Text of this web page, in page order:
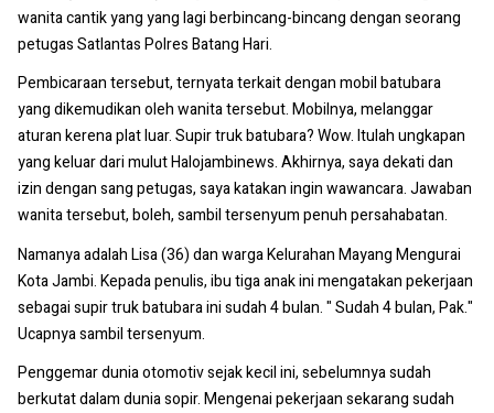
wanita cantik yang yang lagi berbincang-bincang dengan seorang
petugas Satlantas Polres Batang Hari.
Pembicaraan tersebut, ternyata terkait dengan mobil batubara
yang dikemudikan oleh wanita tersebut. Mobilnya, melanggar
aturan kerena plat luar. Supir truk batubara? Wow. Itulah ungkapan
yang keluar dari mulut Halojambinews. Akhirnya, saya dekati dan
izin dengan sang petugas, saya katakan ingin wawancara. Jawaban
wanita tersebut, boleh, sambil tersenyum penuh persahabatan.
Namanya adalah Lisa (36) dan warga Kelurahan Mayang Mengurai
Kota Jambi. Kepada penulis, ibu tiga anak ini mengatakan pekerjaan
sebagai supir truk batubara ini sudah 4 bulan. " Sudah 4 bulan, Pak."
Ucapnya sambil tersenyum.
Penggemar dunia otomotiv sejak kecil ini, sebelumnya sudah
berkutat dalam dunia sopir. Mengenai pekerjaan sekarang sudah